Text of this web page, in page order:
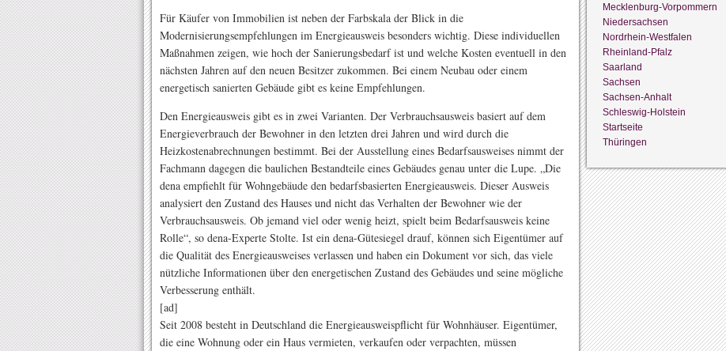
Für Käufer von Immobilien ist neben der Farbskala der Blick in die
Modernisierungsempfehlungen im Energieausweis besonders wichtig. Diese individuellen
Maßnahmen zeigen, wie hoch der Sanierungsbedarf ist und welche Kosten eventuell in den
nächsten Jahren auf den neuen Besitzer zukommen. Bei einem Neubau oder einem
energetisch sanierten Gebäude gibt es keine Empfehlungen.
Den Energieausweis gibt es in zwei Varianten. Der Verbrauchsausweis basiert auf dem
Energieverbrauch der Bewohner in den letzten drei Jahren und wird durch die
Heizkostenabrechnungen bestimmt. Bei der Ausstellung eines Bedarfsausweises nimmt der
Fachmann dagegen die baulichen Bestandteile eines Gebäudes genau unter die Lupe. „Die
dena empfiehlt für Wohngebäude den bedarfsbasierten Energieausweis. Dieser Ausweis
analysiert den Zustand des Hauses und nicht das Verhalten der Bewohner wie der
Verbrauchsausweis. Ob jemand viel oder wenig heizt, spielt beim Bedarfsausweis keine
Rolle“, so dena-Experte Stolte. Ist ein dena-Gütesiegel drauf, können sich Eigentümer auf
die Qualität des Energieausweises verlassen und haben ein Dokument vor sich, das viele
nützliche Informationen über den energetischen Zustand des Gebäudes und seine mögliche
Verbesserung enthält.
[ad]
Seit 2008 besteht in Deutschland die Energieausweispflicht für Wohnhäuser. Eigentümer,
die eine Wohnung oder ein Haus vermieten, verkaufen oder verpachten, müssen
Mecklenburg-Vorpommern
Niedersachsen
Nordrhein-Westfalen
Rheinland-Pfalz
Saarland
Sachsen
Sachsen-Anhalt
Schleswig-Holstein
Startseite
Thüringen